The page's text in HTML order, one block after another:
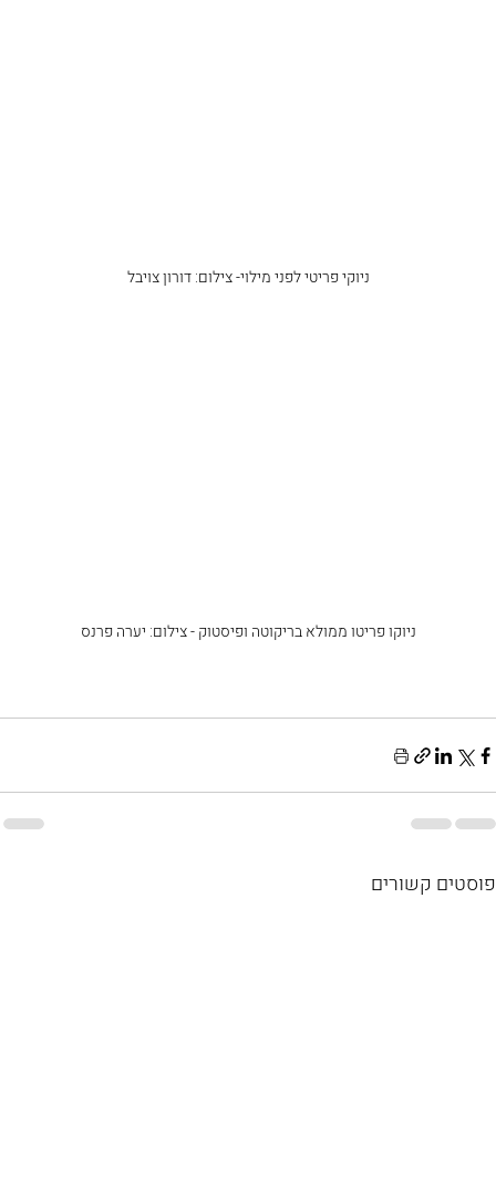
ניוקי פריטי לפני מילוי- צילום: דורון צויבל
ניוקו פריטו ממולא בריקוטה ופיסטוק - צילום: יערה פרנס
פוסטים קשורים